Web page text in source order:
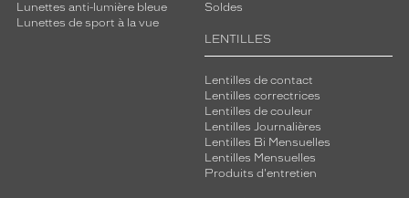
Lunettes anti-lumière bleue
Lunettes de sport à la vue
Soldes
LENTILLES
Lentilles de contact
Lentilles correctrices
Lentilles de couleur
Lentilles Journalières
Lentilles Bi Mensuelles
Lentilles Mensuelles
Produits d'entretien